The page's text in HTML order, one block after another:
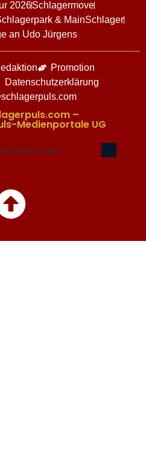
2026Schlagermove
& MainSchlager
an Udo Jürgens
Promotion
Datenschutzerklärung
–
Medienportale UG​